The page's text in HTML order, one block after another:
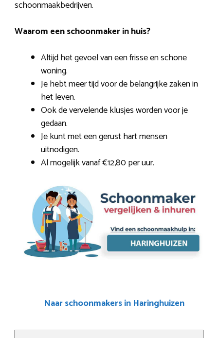
schoonmaakbedrijven.
Waarom een schoonmaker in huis?
Altijd het gevoel van een frisse en schone
woning.
Je hebt meer tijd voor de belangrijke zaken in
het leven.
Ook de vervelende klusjes worden voor je
gedaan.
Je kunt met een gerust hart mensen
uitnodigen.
Al mogelijk vanaf €12,80 per uur.
Naar schoonmakers in Haringhuizen